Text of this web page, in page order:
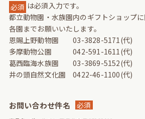
必須 は必須入力です。
都立動物園・水族園内のギフトショップ
各園までお願いいたします。
恩賜上野動物園 03-3828-5171(代)
多摩動物公園 042-591-1611(代)
葛西臨海水族園 03-3869-5152(代)
井の頭自然文化園 0422-46-1100(代)
お問い合わせ件名 必須